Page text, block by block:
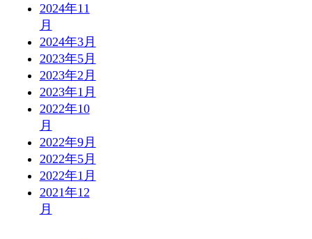
2024年11
月
2024年3月
2023年5月
2023年2月
2023年1月
2022年10
月
2022年9月
2022年5月
2022年1月
2021年12
月